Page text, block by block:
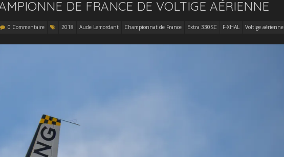
DE FRANCE DE VOLTIGE AÉRIENNE
0 Commentaire 2018 Aude Lemordant Championnat de France Extra 330SC F-XHAL Voltige aérienne